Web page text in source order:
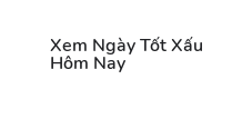
Xem Ngày Tốt Xấu
Hôm Nay